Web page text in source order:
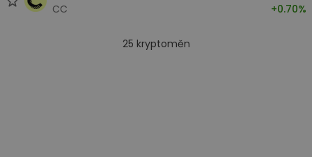
CC
+0.70%
25 kryptoměn